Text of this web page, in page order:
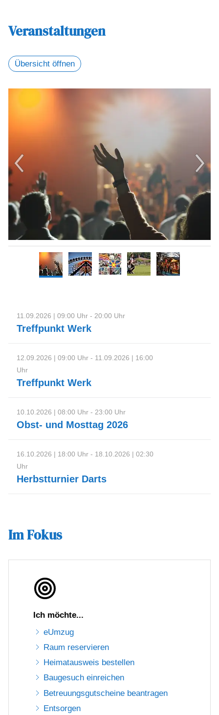
Veranstaltungen
Übersicht öffnen
Treffpunkt Werk
11.09.2026 | 09:00 Uhr - 20:00 Uhr
Treffpunkt Werk
12.09.2026 | 09:00 Uhr - 11.09.2026 | 16:00
Uhr
Obst- und Mosttag 2026
10.10.2026 | 08:00 Uhr - 23:00 Uhr
Herbstturnier Darts
16.10.2026 | 18:00 Uhr - 18.10.2026 | 02:30
Uhr
Im Fokus
Ich möchte...
eUmzug
Raum reservieren
Heimatausweis bestellen
Baugesuch einreichen
Betreuungsgutscheine beantragen
Entsorgen